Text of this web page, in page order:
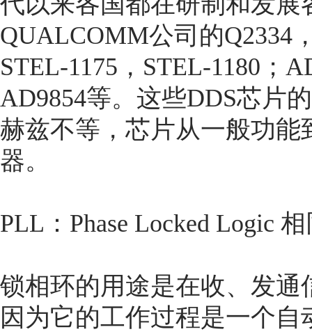
QUALCOMM公司的Q2334
STEL-1175，STEL-1180；
AD9854等。这些DDS芯片
赫兹不等，芯片从一般功
器。
PLL：Phase Locked Logic
锁相环的用途是在收、发
因为它的工作过程是一个